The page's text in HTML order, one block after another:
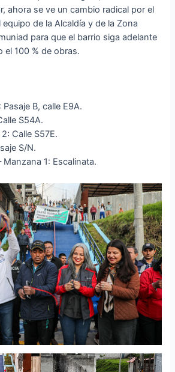
ahora se ve un cambio radical por el
de la Alcaldía y de la Zona
para que el barrio siga adelante
el 100 % de obras.
B, calle E9A.
S54A.
Calle S57E.
S/N.
Manzana 1: Escalinata.